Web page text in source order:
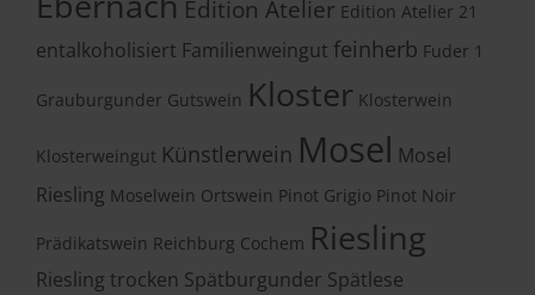
Edition Atelier Edition Atelier 21
entalkoholisiert Familienweingut feinherb Fuder 1
Grauburgunder Gutswein Kloster Klosterwein
Klosterweingut Künstlerwein Mosel Mosel
Riesling Moselwein Ortswein Pinot Grigio Pinot Noir
Prädikatswein Reichburg Cochem Riesling
Riesling trocken Spätburgunder Spätlese